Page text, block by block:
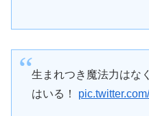
生まれつき魔法力はな
はいる！